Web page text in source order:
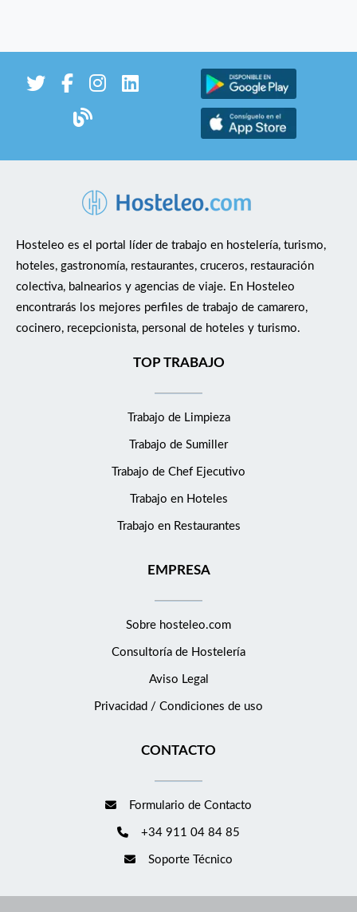
Hosteleo es el portal líder de trabajo en hostelería, turismo,
hoteles, gastronomía, restaurantes, cruceros, restauración
colectiva, balnearios y agencias de viaje. En Hosteleo
encontrarás los mejores perfiles de trabajo de camarero,
cocinero, recepcionista, personal de hoteles y turismo.
TOP TRABAJO
Trabajo de Limpieza
Trabajo de Sumiller
Trabajo de Chef Ejecutivo
Trabajo en Hoteles
Trabajo en Restaurantes
EMPRESA
Sobre hosteleo.com
Consultoría de Hostelería
Aviso Legal
Privacidad / Condiciones de uso
CONTACTO
Formulario de Contacto
+34 911 04 84 85
Soporte Técnico